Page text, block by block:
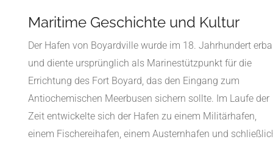
Maritime Geschichte und Kultur
Der Hafen von Boyardville wurde im 18. Jahrhundert
und diente ursprünglich als Marinestützpunkt für die
Errichtung des Fort Boyard, das den Eingang zum
Antiochemischen Meerbusen sichern sollte. Im Laufe der
Zeit entwickelte sich der Hafen zu einem Militärhafen,
einem Fischereihafen, einem Austernhafen und